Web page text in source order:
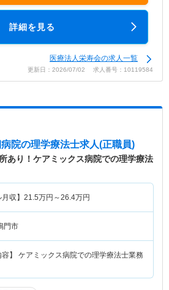
詳細を見る
医療法人栄寿会の求人一覧
更新日：2026/07/02 求人番号：10119584
院の理学療法士求人(正職員)
あり！ケアミックス病院での理学療法
収】 21.5万円～26.4万円
門市
容】 ケアミックス病院での理学療法士業務